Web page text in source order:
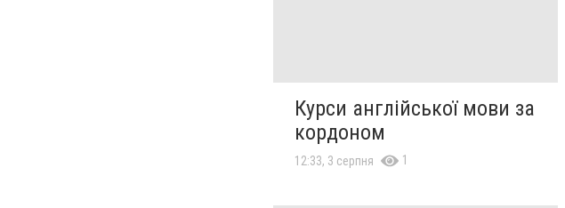
Курси англійської мови за
кордоном
12:33, 3 серпня 1